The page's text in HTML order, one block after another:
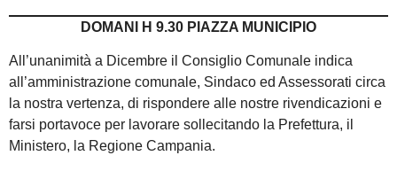
DOMANI H 9.30 PIAZZA MUNICIPIO
All’unanimità a Dicembre il Consiglio Comunale indica
all’amministrazione comunale, Sindaco ed Assessorati circa
la nostra vertenza, di rispondere alle nostre rivendicazioni e
farsi portavoce per lavorare sollecitando la Prefettura, il
Ministero, la Regione Campania.